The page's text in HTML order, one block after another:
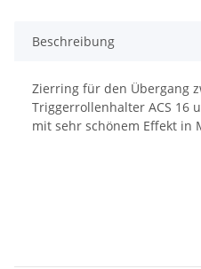
Beschreibung
Zierring für den Übergang
Triggerrollenhalter ACS 16
mit sehr schönem Effekt in